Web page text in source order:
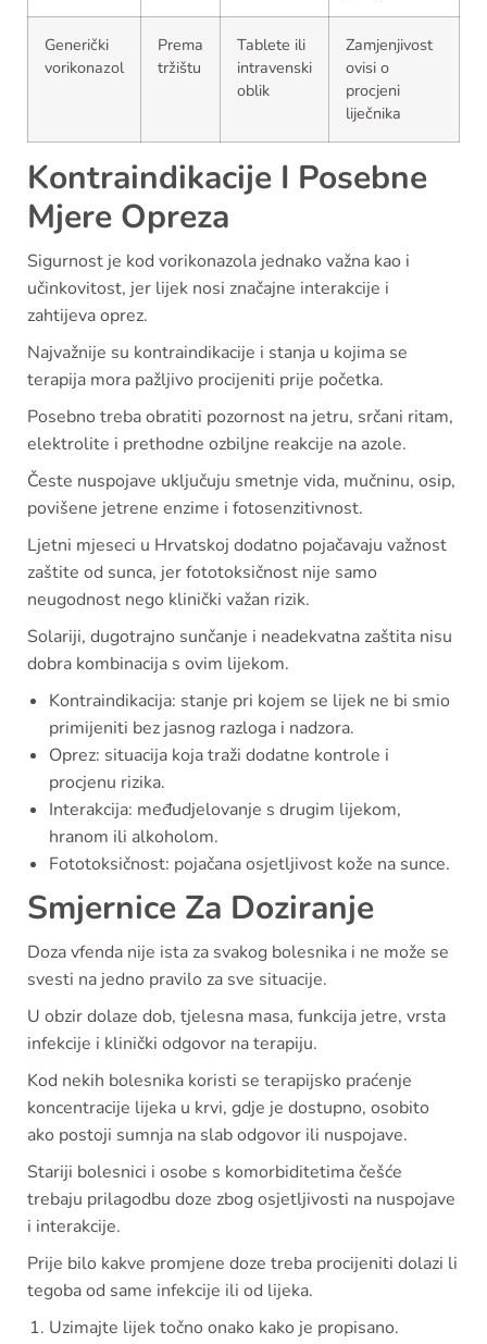
Generički
vorikonazol
Prema
tržištu
Tablete ili
intravenski
oblik
Zamjenjivost
ovisi o
procjeni
liječnika
Kontraindikacije I Posebne
Mjere Opreza
Sigurnost je kod vorikonazola jednako važna kao i
učinkovitost, jer lijek nosi značajne interakcije i
zahtijeva oprez.
Najvažnije su kontraindikacije i stanja u kojima se
terapija mora pažljivo procijeniti prije početka.
Posebno treba obratiti pozornost na jetru, srčani ritam,
elektrolite i prethodne ozbiljne reakcije na azole.
Česte nuspojave uključuju smetnje vida, mučninu, osip,
povišene jetrene enzime i fotosenzitivnost.
Ljetni mjeseci u Hrvatskoj dodatno pojačavaju važnost
zaštite od sunca, jer fototoksičnost nije samo
neugodnost nego klinički važan rizik.
Solariji, dugotrajno sunčanje i neadekvatna zaštita nisu
dobra kombinacija s ovim lijekom.
Kontraindikacija: stanje pri kojem se lijek ne bi smio
primijeniti bez jasnog razloga i nadzora.
Oprez: situacija koja traži dodatne kontrole i
procjenu rizika.
Interakcija: međudjelovanje s drugim lijekom,
hranom ili alkoholom.
Fototoksičnost: pojačana osjetljivost kože na sunce.
Smjernice Za Doziranje
Doza vfenda nije ista za svakog bolesnika i ne može se
svesti na jedno pravilo za sve situacije.
U obzir dolaze dob, tjelesna masa, funkcija jetre, vrsta
infekcije i klinički odgovor na terapiju.
Kod nekih bolesnika koristi se terapijsko praćenje
koncentracije lijeka u krvi, gdje je dostupno, osobito
ako postoji sumnja na slab odgovor ili nuspojave.
Stariji bolesnici i osobe s komorbiditetima češće
trebaju prilagodbu doze zbog osjetljivosti na nuspojave
i interakcije.
Prije bilo kakve promjene doze treba procijeniti dolazi li
tegoba od same infekcije ili od lijeka.
Uzimajte lijek točno onako kako je propisano.